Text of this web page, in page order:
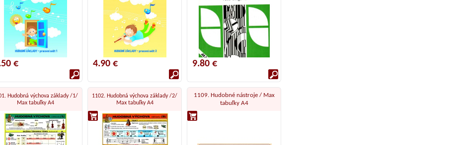
€ 4.90 € 9.80 €
Hudobná výchova základy /1/
Max tabuľky A4
1102. Hudobná výchova základy /2/
Max tabuľky A4
1109. Hudobné nástroje / Max
tabuľky A4